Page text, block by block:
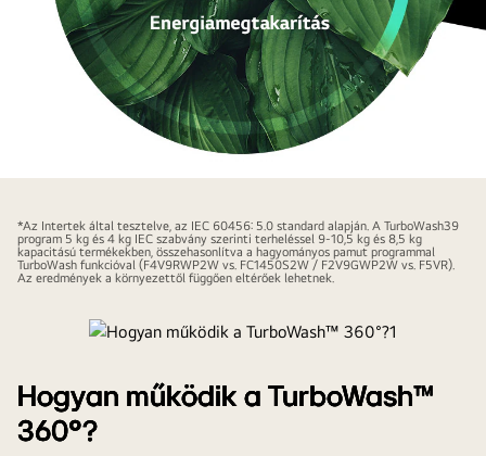
szövet
*Az Intertek által tesztelve, az IEC 60456: 5.0 standard alapján. A TurboWash39
program 5 kg és 4 kg IEC szabvány szerinti terheléssel 9-10,5 kg és 8,5 kg
kapacitású termékekben, összehasonlítva a hagyományos pamut programmal
TurboWash funkcióval (F4V9RWP2W vs. FC1450S2W / F2V9GWP2W vs. F5VR).
Az eredmények a környezettől függően eltérőek lehetnek.
Hogyan működik a TurboWash™
360°?